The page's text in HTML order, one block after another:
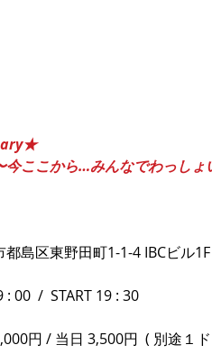
ここから…みんなでわっしょ
区東野田町1-1-4 IBCビル
: 00  /  START 19 : 30
円 / 当日 3,500円  ( 別途１